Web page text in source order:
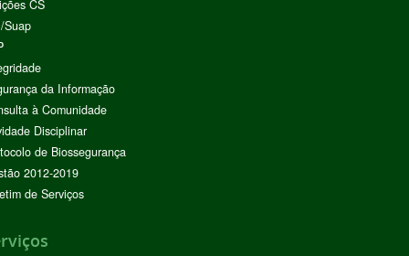
CS
Suap
da Informação
à Comunidade
Disciplinar
de Biossegurança
2012-2019
de Serviços